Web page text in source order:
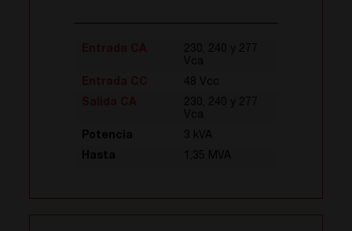
230, 240 y 277
Vca
48 Vcc
230, 240 y 277
Vca
Potencia
3 kVA
Hasta
1,35 MVA